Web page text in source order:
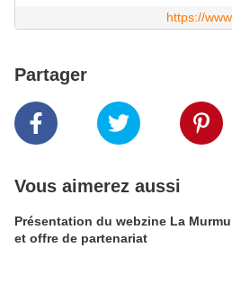
https://
Partager
Vous aimerez aussi
Présentation du webzine La
et offre de partenariat